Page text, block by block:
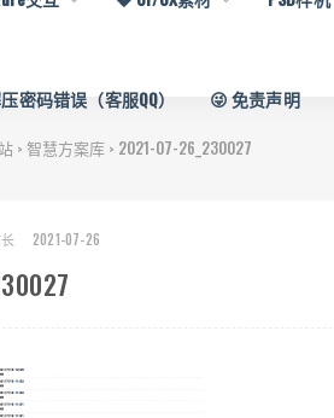
密码错误（客服QQ） 😜 免责声明
> 智慧方案库 > 2021-07-26_230027
2021-07-26